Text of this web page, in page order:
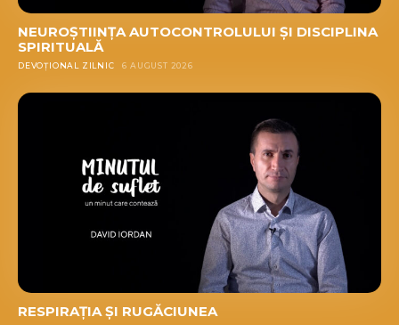
NEUROȘTIINȚA AUTOCONTROLULUI ȘI DISCIPLINA
SPIRITUALĂ
DEVOȚIONAL ZILNIC 6 AUGUST 2026
RESPIRAȚIA ȘI RUGĂCIUNEA